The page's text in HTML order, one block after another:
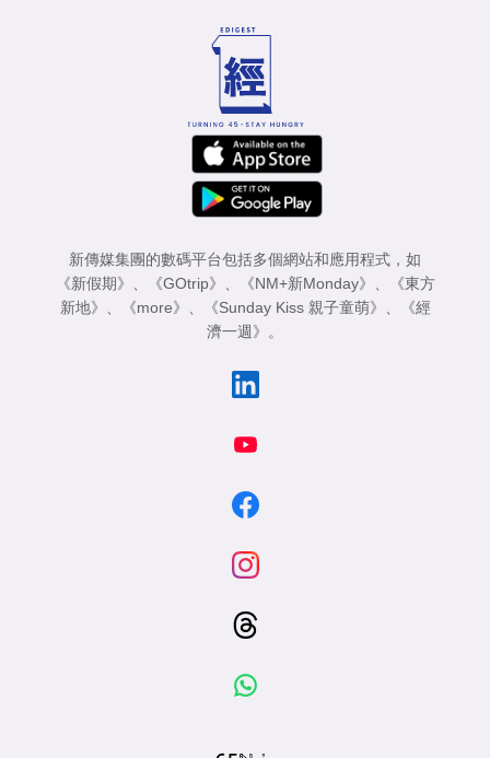
新傳媒集團的數碼平台包括多個網站和應用程式，如
《新假期》 、 《GOtrip》 、 《NM+新Monday》 、
《東方
新地》 、 《more》 、 《Sunday Kiss 親子童萌》 、
《經
濟一週》 。